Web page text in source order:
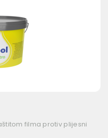
filma protiv plijesni